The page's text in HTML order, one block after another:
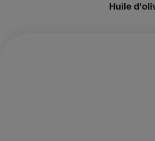
Huile